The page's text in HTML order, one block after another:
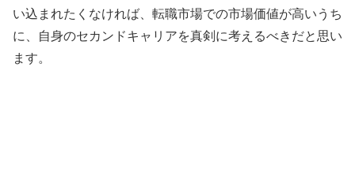
い込まれたくなければ、転職市場での市場価値が高いうち
に、自身のセカンドキャリアを真剣に考えるべきだと思い
ます。